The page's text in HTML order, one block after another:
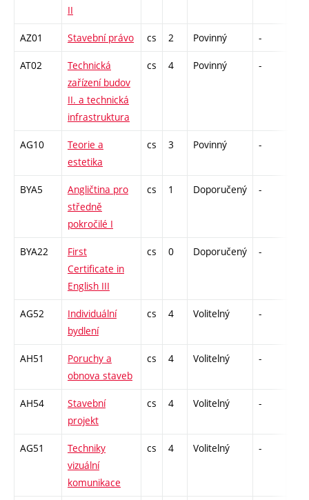
II
AZ01 Stavební právo cs 2 Povinný -
AT02
Technická
zařízení budov
II. a technická
infrastruktura
cs 4 Povinný -
AG10
Teorie a
estetika
cs 3 Povinný -
BYA5
Angličtina pro
středně
pokročilé I
cs 1 Doporučený -
BYA22
First
Certificate in
English III
cs 0 Doporučený -
AG52
Individuální
bydlení
cs 4 Volitelný -
AH51
Poruchy a
obnova staveb
cs 4 Volitelný -
AH54
Stavební
projekt
cs 4 Volitelný -
AG51
Techniky
vizuální
komunikace
cs 4 Volitelný -